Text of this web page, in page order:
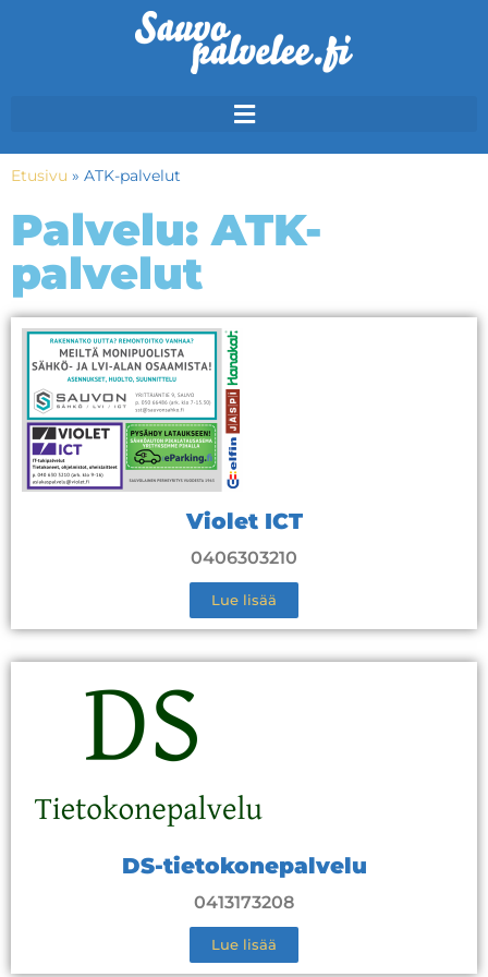
Etusivu » ATK-palvelut
Palvelu: ATK-
palvelut
Violet ICT
0406303210
Lue lisää
DS-tietokonepalvelu
0413173208
Lue lisää